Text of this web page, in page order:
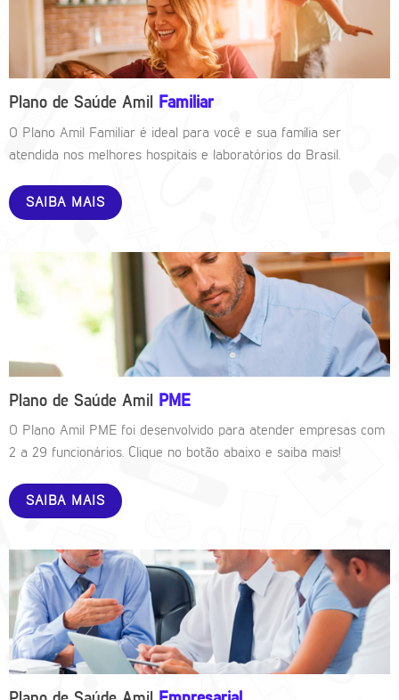
Plano de Saúde Amil Familiar
O Plano Amil Familiar é ideal para você e sua família ser
atendida nos melhores hospitais e laboratórios do Brasil.
SAIBA MAIS
Plano de Saúde Amil PME
O Plano Amil PME foi desenvolvido para atender empresas com
2 a 29 funcionários. Clique no botão abaixo e saiba mais!
SAIBA MAIS